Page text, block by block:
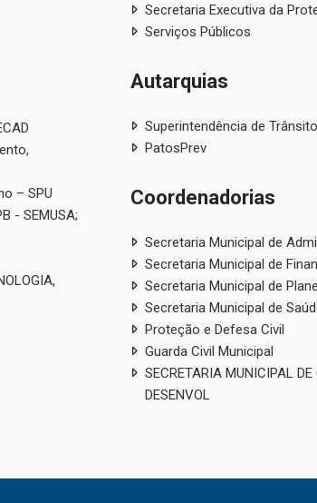
– SPU
- SEMUSA;
Secretaria Executiva da
Serviços Públicos
Autarquias
Superintendência de
PatosPrev
Coordenadorias
Secretaria Municipal de
Secretaria Municipal de
Secretaria Municipal de
Secretaria Municipal de
Proteção e Defesa Civil
Guarda Civil Municipal
SECRETARIA MUNICIPAL
DESENVOL